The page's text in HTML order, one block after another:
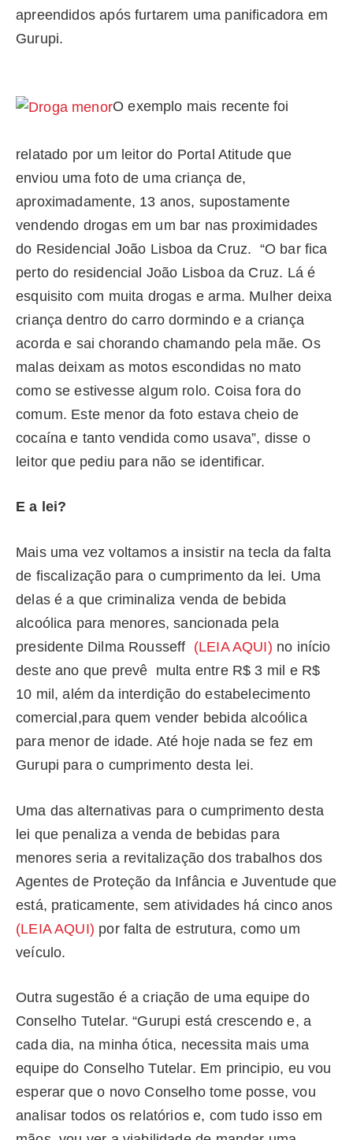
apreendidos após furtarem uma panificadora em
Gurupi.
O exemplo mais recente foi
relatado por um leitor do Portal Atitude que
enviou uma foto de uma criança de,
aproximadamente, 13 anos, supostamente
vendendo drogas em um bar nas proximidades
do Residencial João Lisboa da Cruz. “O bar fica
perto do residencial João Lisboa da Cruz. Lá é
esquisito com muita drogas e arma. Mulher deixa
criança dentro do carro dormindo e a criança
acorda e sai chorando chamando pela mãe. Os
malas deixam as motos escondidas no mato
como se estivesse algum rolo. Coisa fora do
comum. Este menor da foto estava cheio de
cocaína e tanto vendida como usava”, disse o
leitor que pediu para não se identificar.
E a lei?
Mais uma vez voltamos a insistir na tecla da falta
de fiscalização para o cumprimento da lei. Uma
delas é a que criminaliza venda de bebida
alcoólica para menores, sancionada pela
presidente Dilma Rousseff (LEIA AQUI) no início
deste ano que prevê multa entre R$ 3 mil e R$
10 mil, além da interdição do estabelecimento
comercial,para quem vender bebida alcoólica
para menor de idade. Até hoje nada se fez em
Gurupi para o cumprimento desta lei.
Uma das alternativas para o cumprimento desta
lei que penaliza a venda de bebidas para
menores seria a revitalização dos trabalhos dos
Agentes de Proteção da Infância e Juventude que
está, praticamente, sem atividades há cinco anos
(LEIA AQUI) por falta de estrutura, como um
veículo.
Outra sugestão é a criação de uma equipe do
Conselho Tutelar. “Gurupi está crescendo e, a
cada dia, na minha ótica, necessita mais uma
equipe do Conselho Tutelar. Em principio, eu vou
esperar que o novo Conselho tome posse, vou
analisar todos os relatórios e, com tudo isso em